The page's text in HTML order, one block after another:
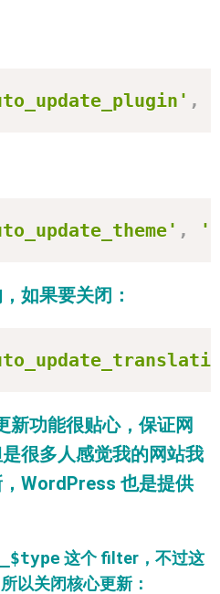
,
,
如果要关闭：
功能很贴心，保证网
很多人感觉我的网站我
WordPress 也是提供
这个 filter，不过这
以关闭核心更新：